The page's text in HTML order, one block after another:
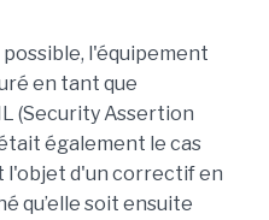
l'équipement
en tant que
(Security Assertion
également le cas
l'objet d'un correctif en
qu’elle soit ensuite